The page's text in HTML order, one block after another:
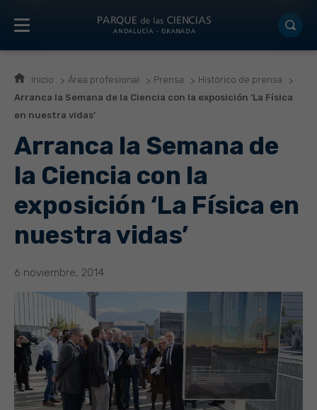
Inicio Área profesional Prensa
Histórico de prensa
Arranca la Semana de la Ciencia con la exposición ‘La Física
en nuestra vidas’
Arranca la Semana de
la Ciencia con la
exposición ‘La Física en
nuestra vidas’
6 noviembre, 2014